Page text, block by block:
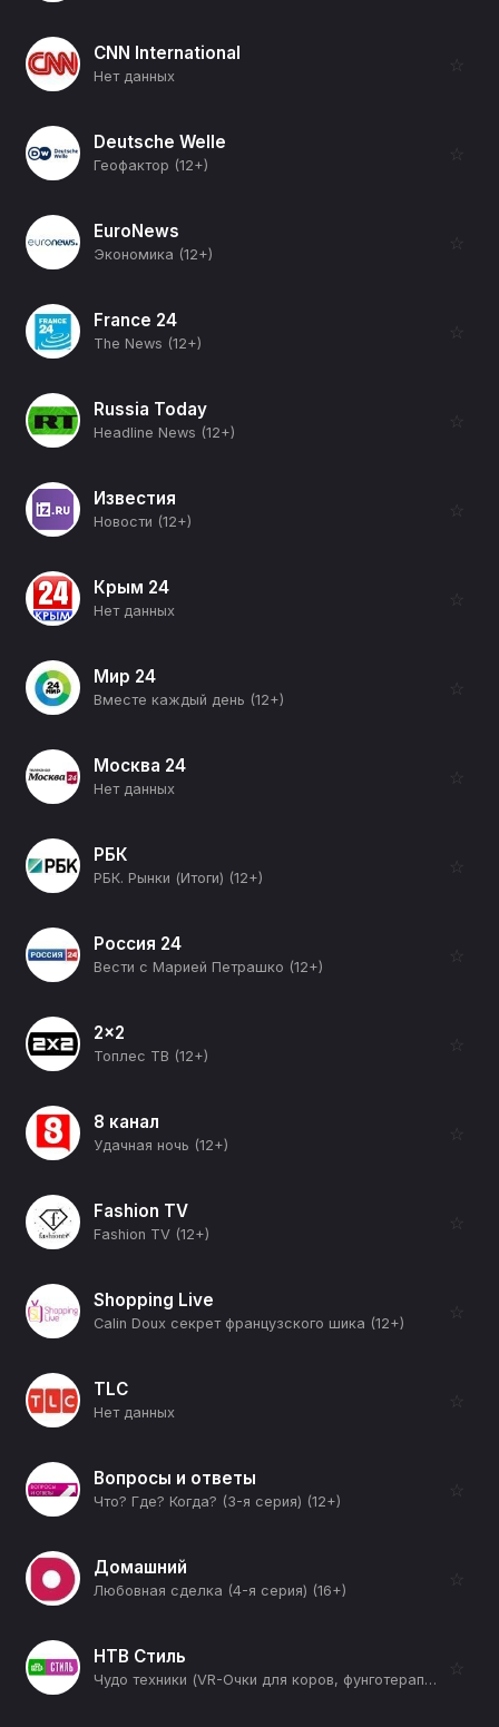
CNN International
Нет данных
☆
Deutsche Welle
Геофактор (12+)
☆
EuroNews
Экономика (12+)
☆
France 24
The News (12+)
☆
Russia Today
Headline News (12+)
☆
Известия
Новости (12+)
☆
Крым 24
Нет данных
☆
Мир 24
Вместе каждый день (12+)
☆
Москва 24
Нет данных
☆
РБК
РБК. Рынки (Итоги) (12+)
☆
Россия 24
Вести с Марией Петрашко (12+)
☆
2x2
Топлес ТВ (12+)
☆
8 канал
Удачная ночь (12+)
☆
Fashion TV
Fashion TV (12+)
☆
Shopping Live
Calin Doux секрет французского шика (12+)
☆
TLC
Нет данных
☆
Вопросы и ответы
Что? Где? Когда? (3-я серия) (12+)
☆
Домашний
Любовная сделка (4-я серия) (16+)
☆
НТВ Стиль
Чудо техники (VR-Очки для коров, фунготерапия и тапочки с эффектом хождения по песку) (12+)
☆